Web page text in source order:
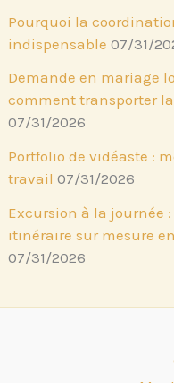
Pourquoi la
indispensable 07/31/
Demande en mariage
comment transporter
07/31/2026
Portfolio de vidéaste :
travail 07/31/2026
Excursion à la journée
itinéraire sur mesure
07/31/2026